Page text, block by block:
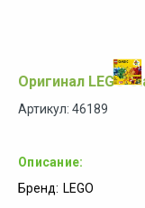
Оригинал LEGO
Артикул: 46189
Описание:
Бренд: LEGO